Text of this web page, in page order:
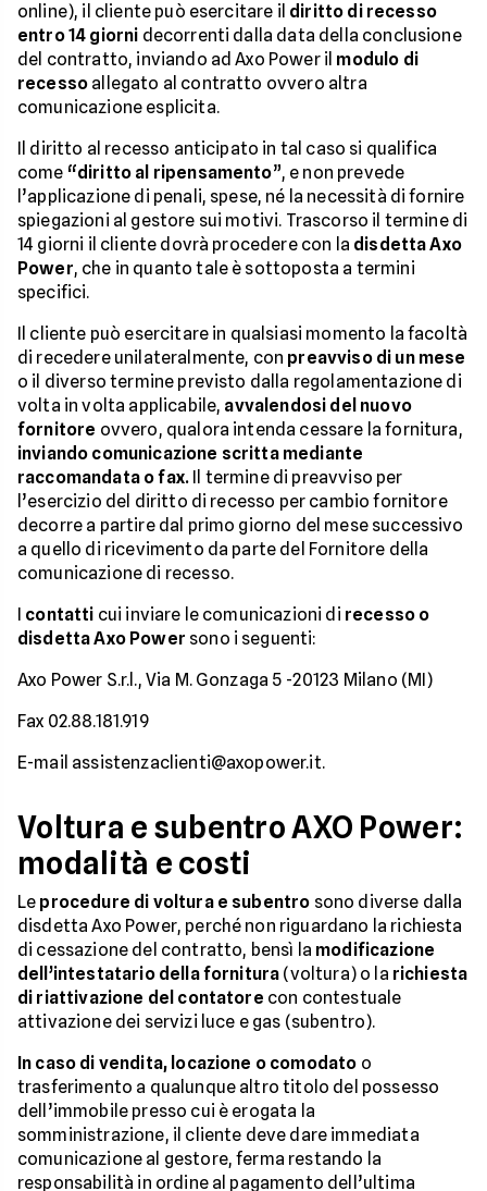
online), il cliente può esercitare il diritto di recesso
entro 14 giorni decorrenti dalla data della conclusione
del contratto, inviando ad Axo Power il modulo di
recesso allegato al contratto ovvero altra
comunicazione esplicita.
Il diritto al recesso anticipato in tal caso si qualifica
come “diritto al ripensamento”, e non prevede
l’applicazione di penali, spese, né la necessità di fornire
spiegazioni al gestore sui motivi. Trascorso il termine di
14 giorni il cliente dovrà procedere con la disdetta Axo
Power, che in quanto tale è sottoposta a termini
specifici.
Il cliente può esercitare in qualsiasi momento la facoltà
di recedere unilateralmente, con preavviso di un mese
o il diverso termine previsto dalla regolamentazione di
volta in volta applicabile, avvalendosi del nuovo
fornitore ovvero, qualora intenda cessare la fornitura,
inviando comunicazione scritta mediante
raccomandata o fax. Il termine di preavviso per
l’esercizio del diritto di recesso per cambio fornitore
decorre a partire dal primo giorno del mese successivo
a quello di ricevimento da parte del Fornitore della
comunicazione di recesso.
I contatti cui inviare le comunicazioni di recesso o
disdetta Axo Power sono i seguenti:
Axo Power S.r.l., Via M. Gonzaga 5 -20123 Milano (MI)
Fax 02.88.181.919
E-mail assistenzaclienti@axopower.it.
Voltura e subentro AXO Power:
modalità e costi
Le procedure di voltura e subentro sono diverse dalla
disdetta Axo Power, perché non riguardano la richiesta
di cessazione del contratto, bensì la modificazione
dell’intestatario della fornitura (voltura) o la richiesta
di riattivazione del contatore con contestuale
attivazione dei servizi luce e gas (subentro).
In caso di vendita, locazione o comodato o
trasferimento a qualunque altro titolo del possesso
dell’immobile presso cui è erogata la
somministrazione, il cliente deve dare immediata
comunicazione al gestore, ferma restando la
responsabilità in ordine al pagamento dell’ultima